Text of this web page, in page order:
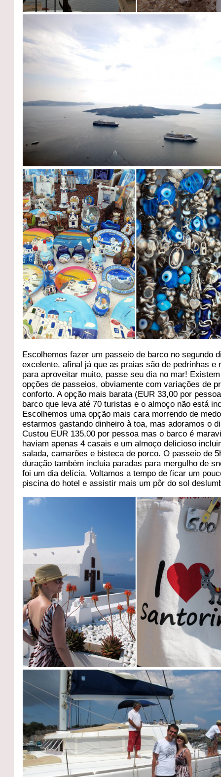
Escolhemos fazer um passeio de barco no segundo
excelente, afinal já que as praias são de pedrinhas e
para aproveitar muito, passe seu dia no mar!
opções de passeios, obviamente com variações de
conforto. A opção mais barata (EUR 33,00 por
barco que leva até 70 turistas e o almoço não está
Escolhemos uma opção mais cara morrendo de
estarmos gastando dinheiro à toa, mas adoramos o
Custou EUR 135,00 por pessoa mas o barco é
haviam apenas 4 casais e um almoço delicioso
salada, camarões e bisteca de porco. O passeio de
duração também incluia paradas para mergulho de
foi um dia delícia. Voltamos a tempo de ficar um
piscina do hotel e assistir mais um pôr do sol